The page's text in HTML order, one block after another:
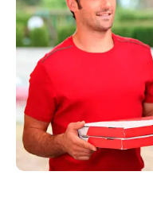
Конотоп
Коростень
Корсунь-
Костополь
Ковель
Козин
Красноград
Кременчуг
Кременец